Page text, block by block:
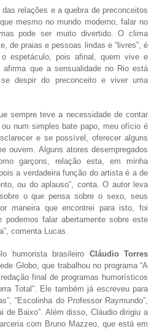
relações e a quebra de preconceitos
mesmo no mundo moderno, falar no
pode ser muito divertido. O clima
de praias e pessoas lindas e “livres”, é
espetáculo, pois afinal, quem vive e
que a sensualidade no Rio está
despir do preconceito e viver uma
sempre teve a necessidade de contar
num simples bate papo, meu ofício é
e se possível, oferecer alguns
ouvem. Alguns atores desempregados
garçons, relação esta, em minha
a verdadeira função do artista é a de
ou do aplauso”, conta. O autor leva
o que pensa sobre o sexo, seus
maneira que encontrei para isto, foi
podemos falar abertamente sobre este
comenta Lucas.
humorista brasileiro Cláudio Torres
Globo, que trabalhou no programa “A
final de programas humorísticos
Total”. Ele também já escreveu para
“Escolinha do Professor Raymundo”,
de Baixo”. Além disso, Cláudio dirigiu a
com Bruno Mazzeo, que está em